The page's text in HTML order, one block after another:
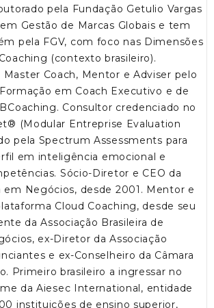
pela Fundação Getulio Vargas
Gestão de Marcas Globais e tem
pela FGV, com foco nas Dimensões
(contexto brasileiro).
Master Coach, Mentor e Adviser pelo
em Coach Executivo e de
Consultor credenciado no
(Modular Entreprise Evaluation
pela Spectrum Assessments para
em inteligência emocional e
Sócio-Diretor e CEO da
em Negócios, desde 2001. Mentor e
Cloud Coaching, desde seu
da Associação Brasileira de
ex-Diretor da Associação
e ex-Conselheiro da Câmara
Primeiro brasileiro a ingressar no
da Aiesec International, entidade
instituições de ensino superior,